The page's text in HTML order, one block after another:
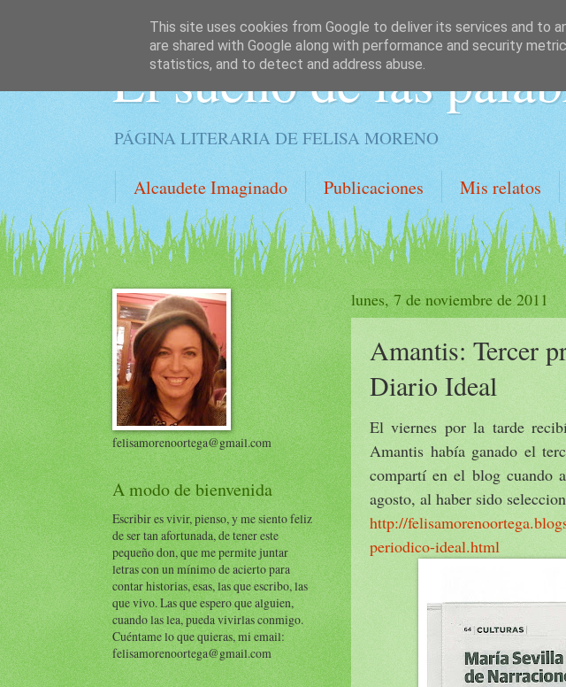
El sueño de las
PÁGINA LITERARIA DE FELISA MORENO
Alcaudete Imaginado Publicaciones Mis relatos
lunes, 7 de noviembre de 2011
Amantis: Tercer
Diario Ideal
El viernes por la tarde
Amantis había ganado el
compartí en el blog cuando
agosto, al haber sido
http://
periodico-ideal.html
felisamorenoortega@gmail.com
A modo de bienvenida
Escribir es vivir, pienso, y me siento feliz
de ser tan afortunada, de tener este
pequeño don, que me permite juntar
letras con un mínimo de acierto para
contar historias, esas, las que escribo, las
que vivo. Las que espero que alguien,
cuando las lea, pueda vivirlas conmigo.
Cuéntame lo que quieras, mi email:
felisamorenoortega@gmail.com
This site uses cookies from Google to deliver its services and to
are shared with Google along with performance and security
statistics, and to detect and address abuse.